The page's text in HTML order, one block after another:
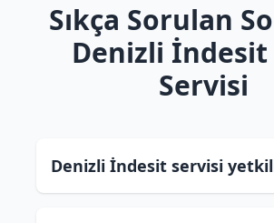
Sıkça Sorulan
Denizli İndesit
Servisi
Denizli İndesit servisi